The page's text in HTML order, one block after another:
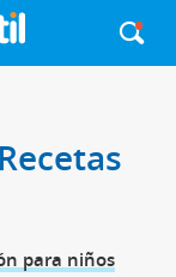
para niños